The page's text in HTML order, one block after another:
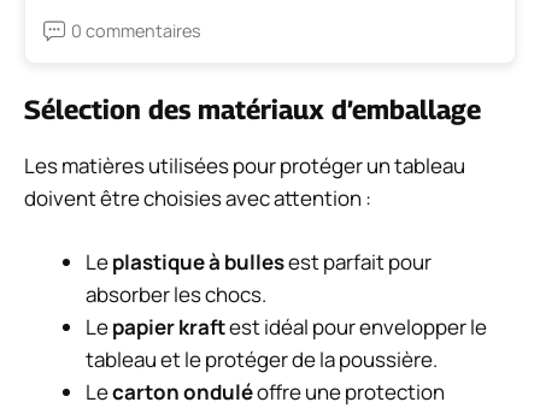
0 commentaires
Sélection des matériaux d’emballage
Les matières utilisées pour protéger un tableau
doivent être choisies avec attention :
Leplastique à bullesest parfait pour
absorber les chocs.
Lepapier kraftest idéal pour envelopper le
tableau et le protéger de la poussière.
Lecarton onduléoffre une protection